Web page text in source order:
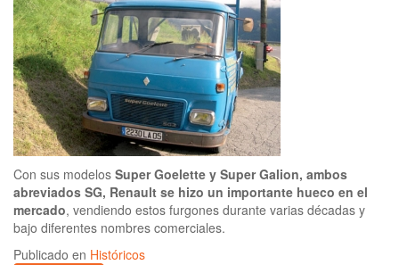
Con sus modelos Super Goelette y Super Galion, ambos
abreviados SG, Renault se hizo un importante hueco en el
mercado, vendiendo estos furgones durante varias décadas y
bajo diferentes nombres comerciales.
Publicado en Históricos